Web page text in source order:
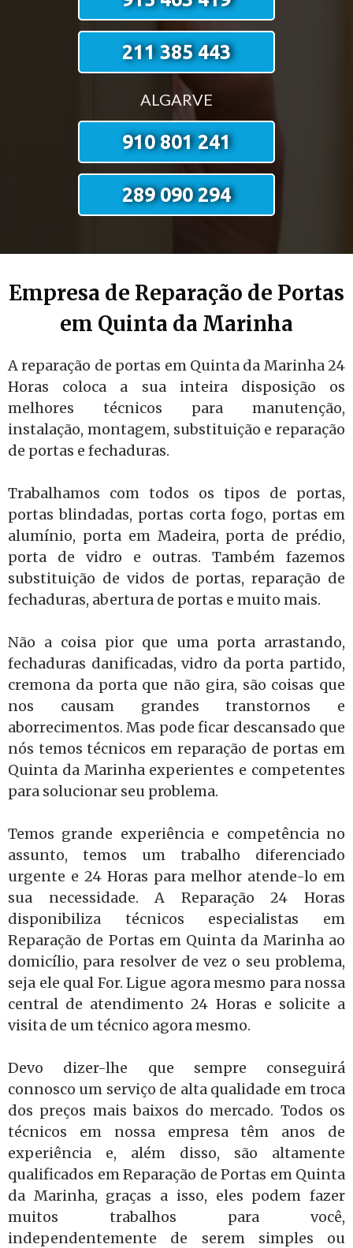
211 385 443
ALGARVE
910 801 241
289 090 294
Empresa de Reparação de Portas
em Quinta da Marinha
A reparação de portas em Quinta da Marinha 24
Horas coloca a sua inteira disposição os
melhores técnicos para manutenção,
instalação, montagem, substituição e reparação
de portas e fechaduras.
Trabalhamos com todos os tipos de portas,
portas blindadas, portas corta fogo, portas em
alumínio, porta em Madeira, porta de prédio,
porta de vidro e outras. Também fazemos
substituição de vidos de portas, reparação de
fechaduras, abertura de portas e muito mais.
Não a coisa pior que uma porta arrastando,
fechaduras danificadas, vidro da porta partido,
cremona da porta que não gira, são coisas que
nos causam grandes transtornos e
aborrecimentos. Mas pode ficar descansado que
nós temos técnicos em reparação de portas em
Quinta da Marinha experientes e competentes
para solucionar seu problema.
Temos grande experiência e competência no
assunto, temos um trabalho diferenciado
urgente e 24 Horas para melhor atende-lo em
sua necessidade. A Reparação 24 Horas
disponibiliza técnicos especialistas em
Reparação de Portas em Quinta da Marinha ao
domicílio, para resolver de vez o seu problema,
seja ele qual For. Ligue agora mesmo para nossa
central de atendimento 24 Horas e solicite a
visita de um técnico agora mesmo.
Devo dizer-lhe que sempre conseguirá
connosco um serviço de alta qualidade em troca
dos preços mais baixos do mercado. Todos os
técnicos em nossa empresa têm anos de
experiência e, além disso, são altamente
qualificados em Reparação de Portas em Quinta
da Marinha, graças a isso, eles podem fazer
muitos trabalhos para você,
independentemente de serem simples ou